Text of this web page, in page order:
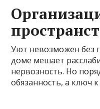
Уют невозможен без
доме мешает
нервозность. Но
обязанность, а ключ